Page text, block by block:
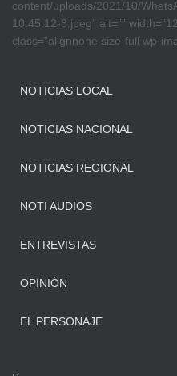
content/uploads/2021/10/
10.45.12-8.jpeg” alt=””
class=”alignnone size-full wp-
NOTICIAS LOCAL
NOTICIAS NACIONAL
NOTICIAS REGIONAL
NOTI AUDIOS
ENTREVISTAS
OPINIÓN
EL PERSONAJE
B